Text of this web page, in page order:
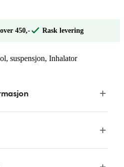
450,- Rask levering
suspensjon, Inhalator